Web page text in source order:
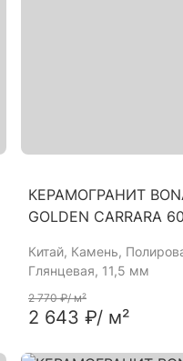
КЕРАМОГРАНИТ
GOLDEN CARRARA
Китай, Камень,
Глянцевая, 11,5 мм
2 770 ₽/ м²
2 643 ₽/ м²